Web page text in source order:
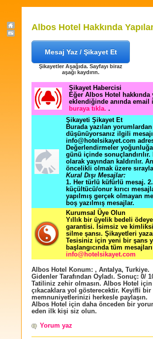
Albos Hotel Hakkında
Mesaj Yaz / Şikayet Et
Şikayetler Aşağıda. Sayfayı biraz
aşağı kaydırın.
Şikayet Habercisi
Eğer Albos Hotel
eklendiğinde anında
buraya tıkla. .
Şikayeti Şikayet Et
Burada yazılan
düşünüyorsanız ilgili
info@hotelsikayet.com
Değerlendirmeler
günü içinde
olarak yayından kaldırılır.
öncelikli olmak üzere
Kural Dışı Mesajlar:
1. Her türlü küfürlü mesaj.
küçültücü/onur kırıcı
yapılmış gerçek olmayan
boş yazılmış mesajlar.
Kurumsal Üye Olun
Yıllık bir üyelik bedeli
garantisi. İsimsiz ve
silme şansı. Şikayetleri
Tesisiniz için yeni bir şans
başlangıcında tüm
info@hotelsikayet.com
Albos Hotel Konum: , Antalya, Turkiye.
Gidenler Tarafından Oyladı. Sonuç: 0/
Tatiliniz zehir olmasın. Albos Hotel
çıkacaklara yol gösterecektir. Keyifli
memnuniyetlerinizi herkesle paylaşın.
Albos Hotel için daha önceden bir
eden ilk kişi siz olun.
Yorum yaz